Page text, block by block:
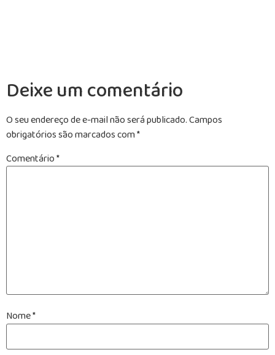
Deixe um comentário
O seu endereço de e-mail não será publicado.Campos
obrigatórios são marcados com*
Comentário*
Nome*